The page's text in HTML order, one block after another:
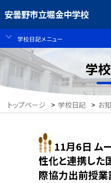
安曇野市立堀金中学校
学校日記メニュー
学
トップページ > 学校日記 > お
11月6日 ム
性化と連携した
際協力出前授業